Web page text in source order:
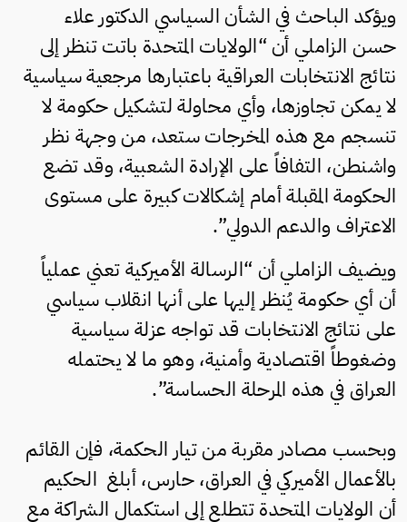
ويؤكد الباحث في الشأن السياسي الدكتور علاء
حسن الزاملي أن “الولايات المتحدة باتت تنظر إلى
نتائج الانتخابات العراقية باعتبارها مرجعية سياسية
لا يمكن تجاوزها، وأي محاولة لتشكيل حكومة لا
تنسجم مع هذه المخرجات ستعد، من وجهة نظر
واشنطن، التفافاً على الإرادة الشعبية، وقد تضع
الحكومة المقبلة أمام إشكالات كبيرة على مستوى
الاعتراف والدعم الدولي”.
ويضيف الزاملي أن “الرسالة الأميركية تعني عملياً
أن أي حكومة يُنظر إليها على أنها انقلاب سياسي
على نتائج الانتخابات قد تواجه عزلة سياسية
وضغوطاً اقتصادية وأمنية، وهو ما لا يحتمله
العراق في هذه المرحلة الحساسة”.
وبحسب مصادر مقربة من تيار الحكمة، فإن القائم
بالأعمال الأميركي في العراق، حارس، أبلغ الحكيم
أن الولايات المتحدة تتطلع إلى استكمال الشراكة مع